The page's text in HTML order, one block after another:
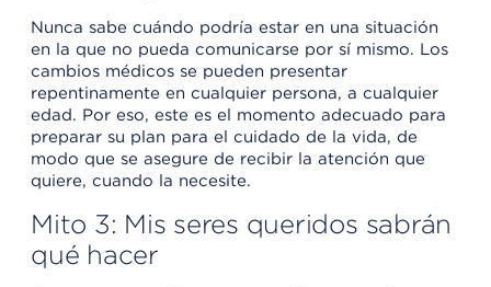
Nunca sabe cuándo podría estar en una situación
en la que no pueda comunicarse por sí mismo. Los
cambios médicos se pueden presentar
repentinamente en cualquier persona, a cualquier
edad. Por eso, este es el momento adecuado para
preparar su plan para el cuidado de la vida, de
modo que se asegure de recibir la atención que
quiere, cuando la necesite.
Mito 3: Mis seres queridos sabrán
qué hacer